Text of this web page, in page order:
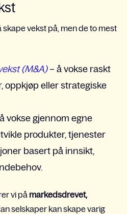
vekst på, men de to mest
(M&A) – å vokse raskt
oppkjøp eller strategiske
vokse gjennom egne
produkter, tjenester
basert på innsikt,
vi på markedsdrevet,
selskaper kan skape varig